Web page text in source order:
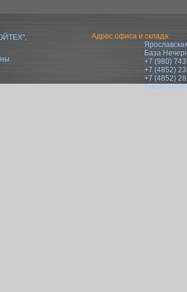
Адрес офиса и склада:
База
+7 (980)
+7 (4852)
+7 (4852)
E-mail: